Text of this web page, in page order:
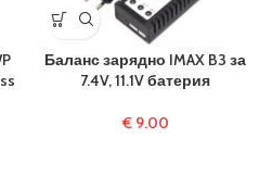
Баланс зарядно IMAX B3 за
7.4V, 11.1V батерия
€9.00